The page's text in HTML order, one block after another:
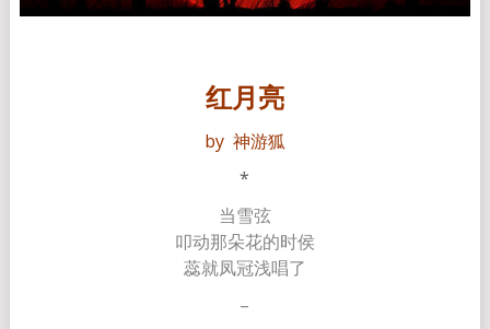
红月亮
by 神游狐
*
当雪弦
叩动那朵花的时侯
蕊就凤冠浅唱了
–